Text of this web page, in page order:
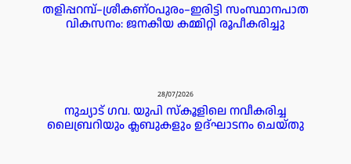
തളിപ്പറമ്പ്–ശ്രീകണ്ഠപുരം–ഇരിട്ടി സംസ്ഥാനപാത
വികസനം: ജനകീയ കമ്മിറ്റി രൂപീകരിച്ചു
28/07/2026
നുച്യാട് ഗവ. യുപി സ്കൂളിലെ നവീകരിച്ച
ലൈബ്രറിയും ക്ലബുകളും ഉദ്ഘാടനം ചെയ്തു